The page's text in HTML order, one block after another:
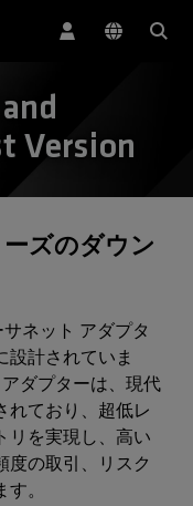
Version
ズのダウン
ネット アダプタ
設計されていま
ダプターは、現代
れており、超低レ
リを実現し、高い
度の取引、リスク
。